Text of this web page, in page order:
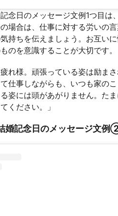
念日のメッセージ文例1つ目は
場合は、仕事に対する労いの
持ちを伝えましょう。お互い
のを意識することが大切です。
れ様。頑張っている姿は励ま
仕事しながらも、いつも家の
姿には頭があがりません。た
ください。」
婚記念日のメッセージ文